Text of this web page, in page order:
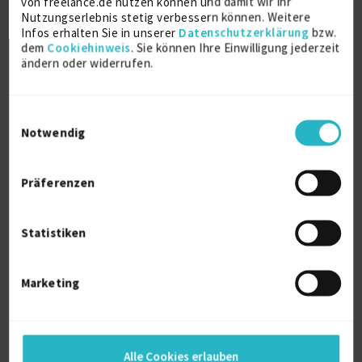
Nutzungserlebnis stetig verbessern können. Weitere
Infos erhalten Sie in unserer Datenschutzerklärung bzw.
dem Cookiehinweis. Sie können Ihre Einwilligung jederzeit
ändern oder widerrufen.
Notwendig
Präferenzen
Statistiken
Marketing
Alle Cookies erlauben
Weitere Kenntnisse
- Transparente Ausarbeitung
- Ansprechpartner im Unternehmen
Projektbetreuung:
- Direkte Ansprechperson
- Kollegialer Teamgeist
Überwachung
- Strukturierte und transparente Programmierung
- Kein Know-How-Schutz